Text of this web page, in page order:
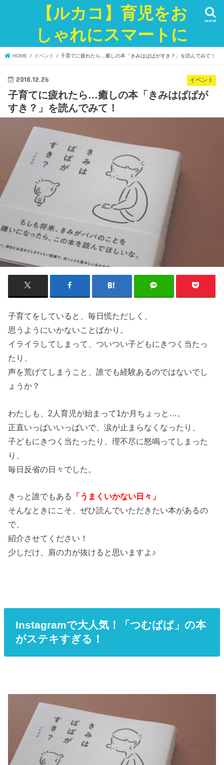
【ルカコ】育児をお
しゃれにスマートに
search
HOME イベント 子育てに疲れたら…癒しの本「きみはぱぱがすき？」を読んでみて！
イベント
2018.12.26
子育てに疲れたら…癒しの本「きみはぱぱが
すき？」を読んでみて！
子育てをしていると、毎日慌ただしく、
思うようにいかないことばかり。
イライラしてしまって、ついつい子どもにきつく当たっ
たり、
声を荒げてしまうこと、誰でも経験あるのではないでし
ょうか？
わたしも、2人育児が始まって1か月ちょっと…。
正直いっぱいいっぱいで、涙が止まらなくなったり、
子どもにきつく当たったり、理不尽に怒鳴ってしまった
り、
毎日反省の日々でした。
きっと誰でもある
「うまくいかない日々」
そんなときにこそ、ぜひ読んでいただきたい本があるの
で、
紹介させてください！
少しだけ、肩の力が抜けると思いますよ♪
Instagramで大人気！「つむぱぱ」の本
がステキすぎる！